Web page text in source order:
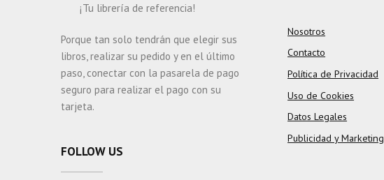
¡Tu librería de referencia!
Porque tan solo tendrán que elegir sus
libros, realizar su pedido y en el último
paso, conectar con la pasarela de pago
seguro para realizar el pago con su
tarjeta.
FOLLOW US
Nosotros
Contacto
Política de Privacidad
Uso de Cookies
Datos Legales
Publicidad y Marketing